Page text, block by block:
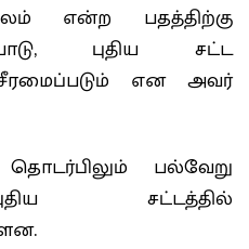
என்ற பதத்திற்கு
புதிய சட்ட
என அவர்
பல்வேறு
சட்டத்தில்